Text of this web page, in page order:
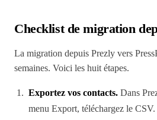
Checklist de migration
La migration depuis Prezly vers
semaines. Voici les huit étapes.
Exportez vos contacts. Dans
menu Export, téléchargez le